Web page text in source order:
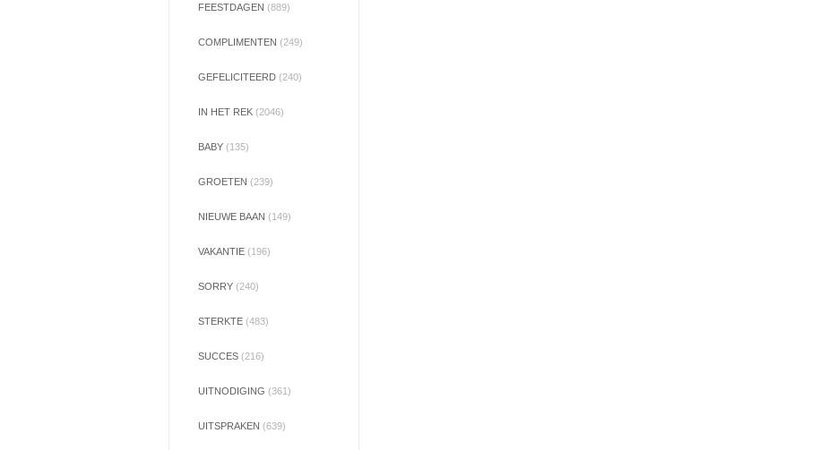
FEESTDAGEN (889)
COMPLIMENTEN (249)
GEFELICITEERD (240)
IN HET REK (2046)
BABY (135)
GROETEN (239)
NIEUWE BAAN (149)
VAKANTIE (196)
SORRY (240)
STERKTE (483)
SUCCES (216)
UITNODIGING (361)
UITSPRAKEN (639)